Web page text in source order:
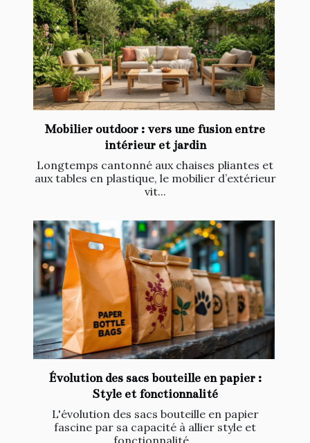
Mobilier outdoor : vers une fusion entre
intérieur et jardin
Longtemps cantonné aux chaises pliantes et
aux tables en plastique, le mobilier d’extérieur
vit...
Évolution des sacs bouteille en papier :
Style et fonctionnalité
L'évolution des sacs bouteille en papier
fascine par sa capacité à allier style et